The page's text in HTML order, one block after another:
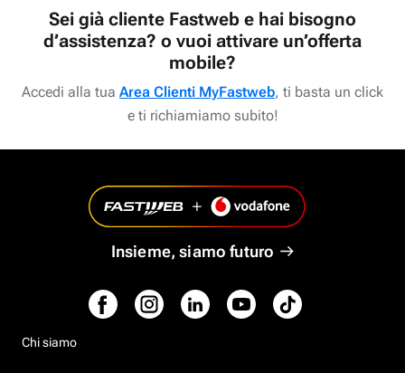
Sei già cliente Fastweb e hai bisogno
d’assistenza? o vuoi attivare un’offerta
mobile?
Accedi alla tua Area Clienti MyFastweb, ti basta un click
e ti richiamiamo subito!
Insieme, siamo futuro
Chi siamo